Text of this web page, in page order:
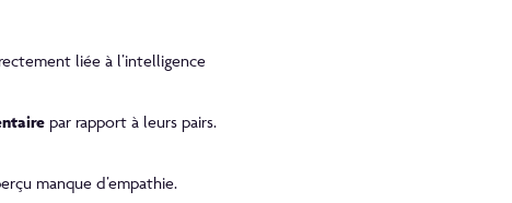
liée à l’intelligence
par rapport à leurs pairs.
manque d’empathie.